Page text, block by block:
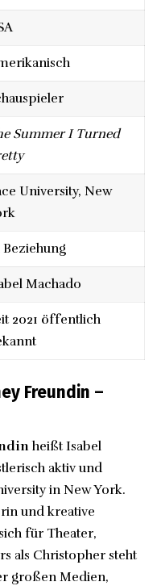
Summer I Turned
University, New
Machado
2021 öffentlich
Freundin –
heißt Isabel
aktiv und
in New York.
und kreative
für Theater,
als Christopher steht
großen Medien,